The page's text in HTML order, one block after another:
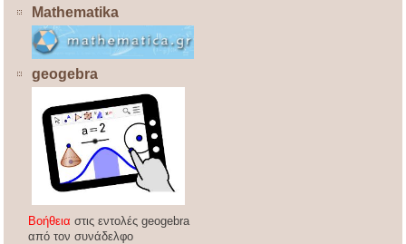
Mathematika
geogebra
Βοήθειαστις εντολές geogebra
από τον συνάδελφο